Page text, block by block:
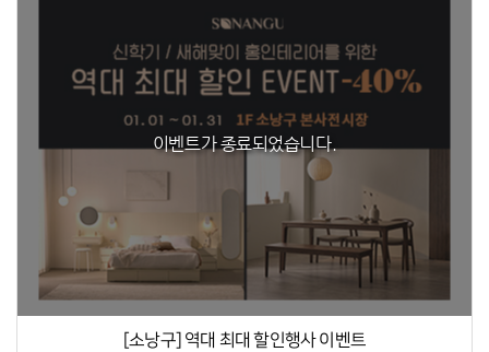
이벤트가 종료되었습니다.
[소낭구] 역대 최대 할인행사 이벤트